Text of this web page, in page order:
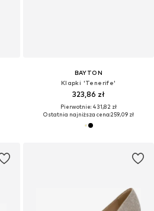
BAYTON
Klapki 'Tenerife'
323,86 zł
Pierwotnie: 431,82 zł
Ostatnia najniższa cena:259,09 zł